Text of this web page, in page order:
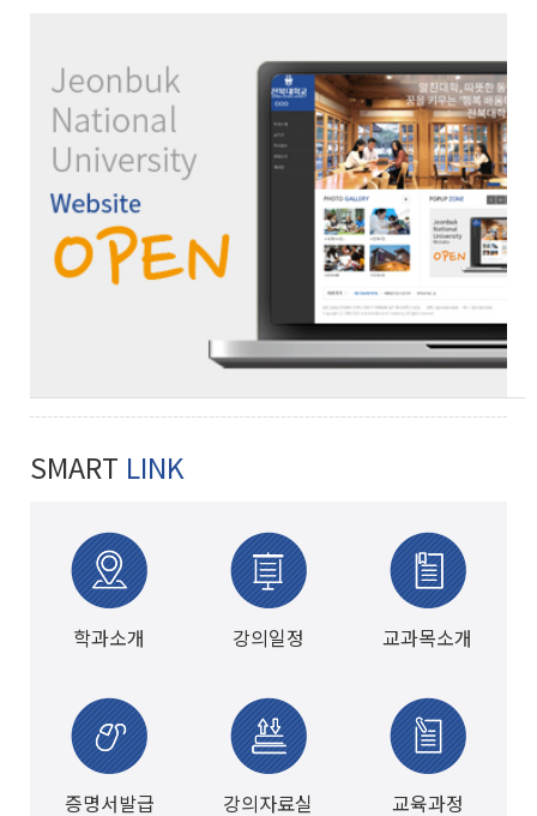
SMART LINK
학과소개 강의일정 교과목소개
증명서발급 강의자료실 교육과정